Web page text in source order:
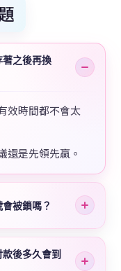
之後再換
效時間都不會太
還是先領先贏。
被鎖嗎？
後多久會到